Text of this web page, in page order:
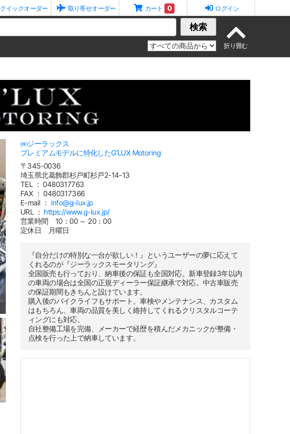
クイックオーダー 取り寄せオーダー カート 0 ログイン
検索
㈱ジーラックス
プレミアムモデルに特化したG’LUX Motoring
〒345-0036
埼玉県北葛飾郡杉戸町杉戸2-14-13
TEL ： 0480317763
FAX ： 0480317366
E-mail ： info@g-lux.jp
URL ： https://www.g-lux.jp/
営業時間 10：00 ～ 20：00
定休日 月曜日
『自分だけの特別な一台が欲しい！』というユーザーの夢に応えて
くれるのが『ジーラックスモータリング』
全国販売も行っており、納車後の保証も全国対応。新車登録3年以内
の車両の場合は全国の正規ディーラー保証継承で対応。中古車販売
の保証期間もきちんと設けています。
購入後のバイクライフもサポート。車検やメンテナンス、カスタム
はもちろん、車両の品質を美しく維持してくれるクリスタルコーテ
ィングにも対応。
自社整備工場を完備、メーカーで経歴を積んだメカニックが整備・
点検を行った上で納車しています。